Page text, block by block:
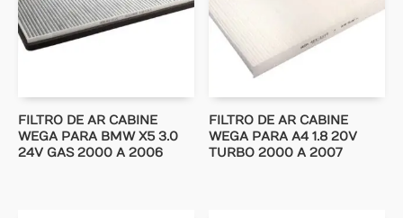
FILTRO DE AR CABINE
WEGA PARA BMW X5 3.0
24V GAS 2000 A 2006
FILTRO DE AR CABINE
WEGA PARA A4 1.8 20V
TURBO 2000 A 2007